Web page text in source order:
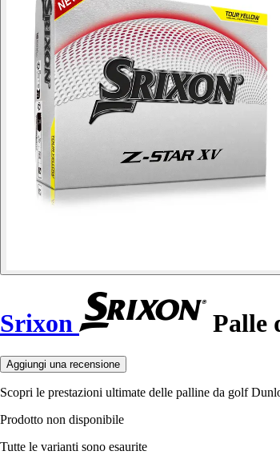
Srixon Palle
Aggiungi una recensione
Scopri le prestazioni ultimate delle palline da golf
Prodotto non disponibile
Tutte le varianti sono esaurite